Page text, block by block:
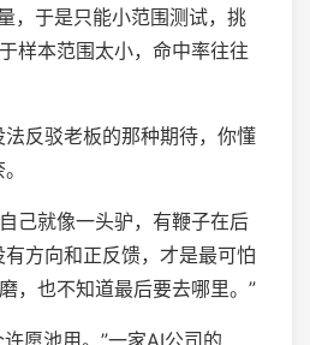
，于是只能小范围测试，挑
样本范围太小，命中率往往
反驳老板的那种期待，你懂
己就像一头驴，有鞭子在后
有方向和正反馈，才是最可怕
，也不知道最后要去哪里。”
愿池用。”一家AI公司的